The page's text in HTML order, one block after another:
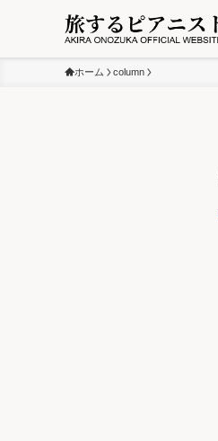
ホーム column